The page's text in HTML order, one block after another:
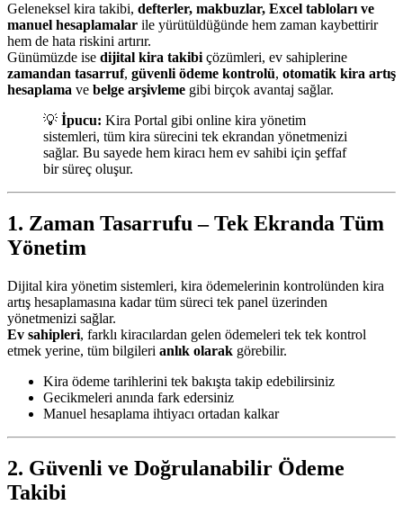
Geleneksel kira takibi, defterler, makbuzlar, Excel tabloları ve
manuel hesaplamalar ile yürütüldüğünde hem zaman kaybettirir
hem de hata riskini artırır.
Günümüzde ise dijital kira takibi çözümleri, ev sahiplerine
zamandan tasarruf, güvenli ödeme kontrolü, otomatik kira artış
hesaplama ve belge arşivleme gibi birçok avantaj sağlar.
💡 İpucu: Kira Portal gibi online kira yönetim
sistemleri, tüm kira sürecini tek ekrandan yönetmenizi
sağlar. Bu sayede hem kiracı hem ev sahibi için şeffaf
bir süreç oluşur.
1. Zaman Tasarrufu – Tek Ekranda Tüm
Yönetim
Dijital kira yönetim sistemleri, kira ödemelerinin kontrolünden kira
artış hesaplamasına kadar tüm süreci tek panel üzerinden
yönetmenizi sağlar.
Ev sahipleri, farklı kiracılardan gelen ödemeleri tek tek kontrol
etmek yerine, tüm bilgileri anlık olarak görebilir.
Kira ödeme tarihlerini tek bakışta takip edebilirsiniz
Gecikmeleri anında fark edersiniz
Manuel hesaplama ihtiyacı ortadan kalkar
2. Güvenli ve Doğrulanabilir Ödeme
Takibi